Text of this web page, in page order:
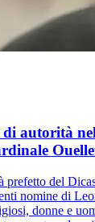
di autorità
prefetto del
nomine di
donne e